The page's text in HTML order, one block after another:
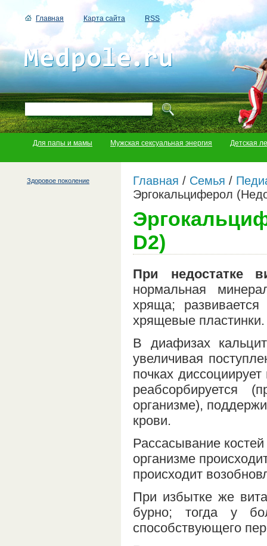
Главная Карта сайта RSS
Для папы и мамы Мужская сексуальная энергия Детская
Здоровое поколение Главная / Семья /
Эргокальциферол
D2)
При недостатке
нормальная
хряща;
хрящевые пластинки.
В диафизах
увеличивая
почках
реабсорбируется
организме),
крови.
Рассасывание
организме
происходит
При избытке же
бурно; тогда у
способствующего